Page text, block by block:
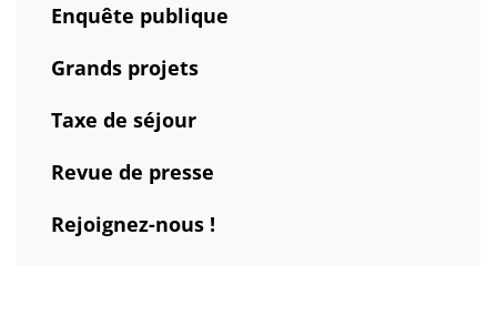
Enquête publique
Grands projets
Taxe de séjour
Revue de presse
Rejoignez-nous !